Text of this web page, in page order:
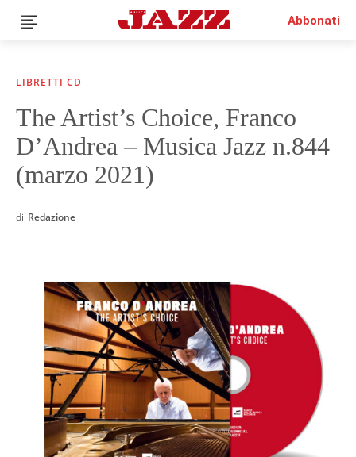
News
Interviste
Rubriche
Italiano
€0.00
Abbonati
LIBRETTI CD
The Artist’s Choice, Franco
D’Andrea – Musica Jazz n.844
(marzo 2021)
di Redazione